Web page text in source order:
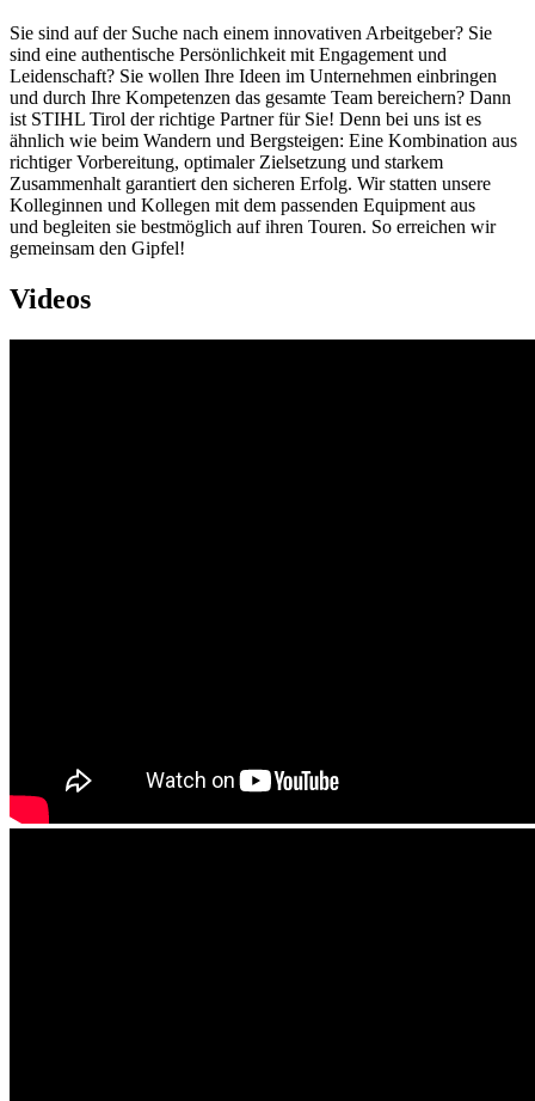
Sie sind auf der Suche nach einem innovativen Arbeitgeber? Sie
sind eine authentische Persönlichkeit mit Engagement und
Leidenschaft? Sie wollen Ihre Ideen im Unternehmen einbringen
und durch Ihre Kompetenzen das gesamte Team bereichern? Dann
ist STIHL Tirol der richtige Partner für Sie! Denn bei uns ist es
ähnlich wie beim Wandern und Bergsteigen: Eine Kombination aus
richtiger Vorbereitung, optimaler Zielsetzung und starkem
Zusammenhalt garantiert den sicheren Erfolg. Wir statten unsere
Kolleginnen und Kollegen mit dem passenden Equipment aus
und begleiten sie bestmöglich auf ihren Touren. So erreichen wir
gemeinsam den Gipfel!
Videos